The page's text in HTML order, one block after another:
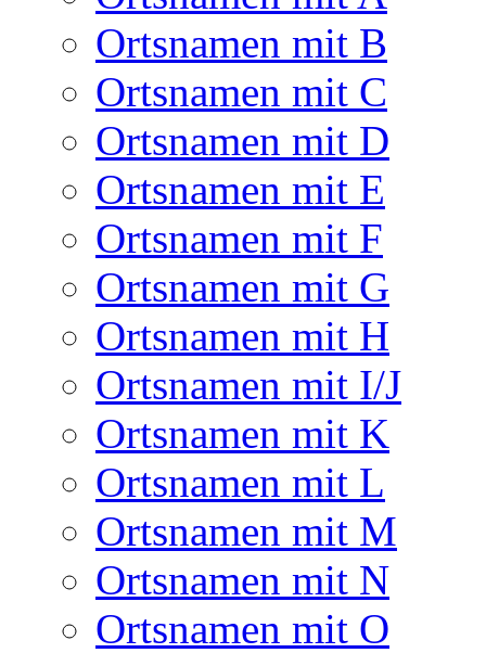
Ortsnamen mit B
Ortsnamen mit C
Ortsnamen mit D
Ortsnamen mit E
Ortsnamen mit F
Ortsnamen mit G
Ortsnamen mit H
Ortsnamen mit I/J
Ortsnamen mit K
Ortsnamen mit L
Ortsnamen mit M
Ortsnamen mit N
Ortsnamen mit O